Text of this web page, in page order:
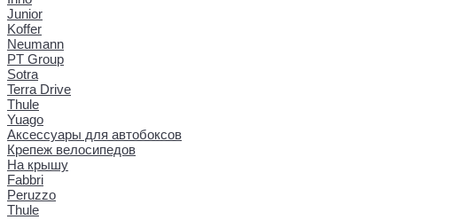
Junior
Koffer
Neumann
PT Group
Sotra
Terra Drive
Thule
Yuago
Аксессуары для автобоксов
Крепеж велосипедов
На крышу
Fabbri
Peruzzo
Thule